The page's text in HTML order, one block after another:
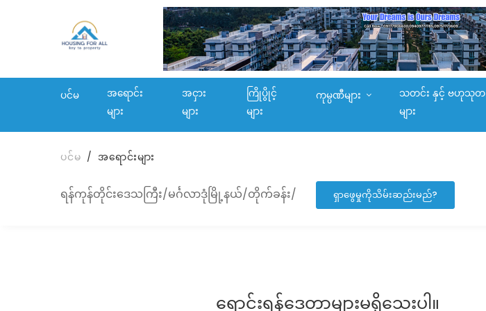
ပင်မ
အရောင်း
များ
အငှား
များ
ကြိုပွိုင့်
များ
ကုမ္ပဏီများ
သတင်း နှင့် ဗဟုသုတ
များ
ပင်မ အရောင်းများ
ရန်ကုန်တိုင်းဒေသကြီး/မင်္ဂလာဒုံမြို့နယ်/တိုက်ခန်း/ ရှာဖွေမှုကိုသိမ်းဆည်းမည်?
ရောင်းရန်ဒေတာများမရှိသေးပါ။